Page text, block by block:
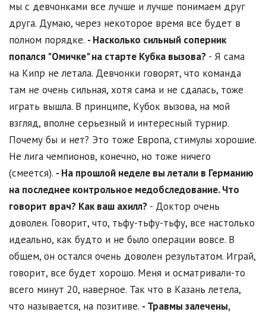
мы с девчонками все лучше и лучше понимаем друг
друга. Думаю, через некоторое время все будет в
полном порядке. - Насколько сильный соперник
попался "Омичке" на старте Кубка вызова? - Я сама
на Кипр не летала. Девчонки говорят, что команда
там не очень сильная, хотя сама и не сдалась, тоже
играть вышла. В принципе, Кубок вызова, на мой
взгляд, вполне серьезный и интересный турнир.
Почему бы и нет? Это тоже Европа, стимулы хорошие.
Не лига чемпионов, конечно, но тоже ничего
(смеется). - На прошлой неделе вы летали в Германию
на последнее контрольное медобследование. Что
говорит врач? Как ваш ахилл? - Доктор очень
доволен. Говорит, что, тьфу-тьфу-тьфу, все настолько
идеально, как будто и не было операции вовсе. В
общем, он остался очень доволен результатом. Играй,
говорит, все будет хорошо. Меня и осматривали-то
всего минут 20, наверное. Так что в Казань летела,
что называется, на позитиве. - Травмы залечены,